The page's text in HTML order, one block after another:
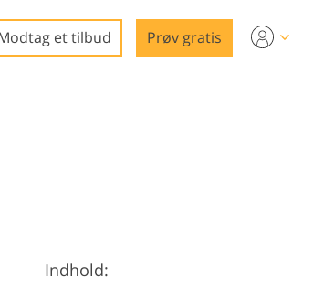
et tilbud Prøv gratis
Indhold: